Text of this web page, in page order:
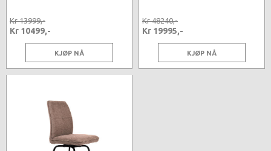
Kr 13999,-
Kr 10499,-
KJØP NÅ
Kr 48240,-
Kr 19995,-
KJØP NÅ